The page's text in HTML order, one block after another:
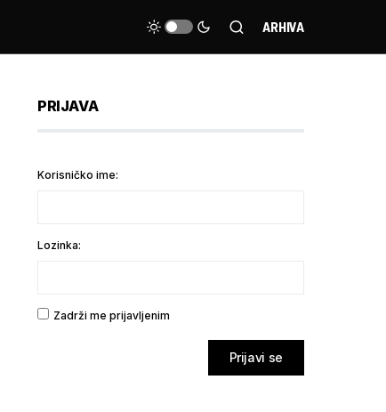
ARHIVA
PRIJAVA
Korisničko ime:
Lozinka:
Zadrži me prijavljenim
Prijavi se